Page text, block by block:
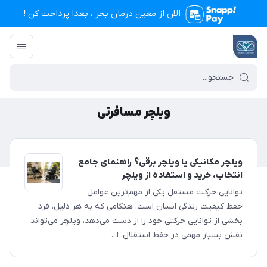
الان از معین درمان بخر ، بعدا پرداخت کن !
تجهیزات پزشکی معین درمان
ویلچر مسافرتی
ویلچر مکانیکی یا ویلچر برقی؟ راهنمای جامع
انتخاب، خرید و استفاده از ویلچر
توانایی حرکت مستقل یکی از مهم‌ترین عوامل
حفظ کیفیت زندگی انسان است. هنگامی که به هر دلیل، فرد
بخشی از توانایی حرکتی خود را از دست می‌دهد، ویلچر می‌تواند
نقش بسیار مهمی در حفظ استقلال، ا...